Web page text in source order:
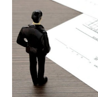
con più di 65 anni d'età
come indicato per
per la social card
sapesse, tutto è gestito
imposte con la nuova
famiglie italiane.
presentate da tutti i